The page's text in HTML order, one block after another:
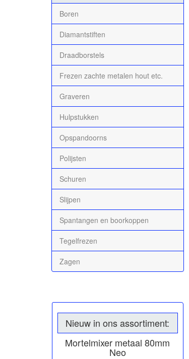
Boren
Diamantstiften
Draadborstels
Frezen zachte metalen hout etc.
Graveren
Hulpstukken
Opspandoorns
Polijsten
Schuren
Slijpen
Spantangen en boorkoppen
Tegelfrezen
Zagen
Nieuw in ons assortiment:
Mortelmixer metaal 80mm
Neo